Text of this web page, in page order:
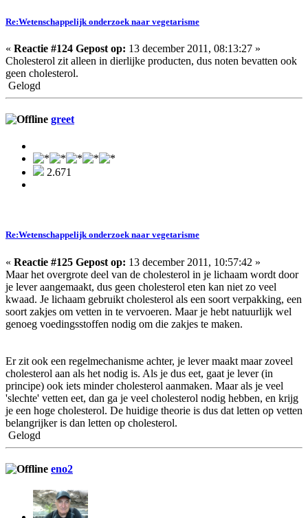
Re:Wetenschappelijk onderzoek naar vegetarisme
« Reactie #124 Gepost op: 13 december 2011, 08:13:27 »
Cholesterol zit alleen in dierlijke producten, dus noten bevatten ook
geen cholesterol.
Gelogd
greet
2.671
Re:Wetenschappelijk onderzoek naar vegetarisme
« Reactie #125 Gepost op: 13 december 2011, 10:57:42 »
Maar het overgrote deel van de cholesterol in je lichaam wordt door
je lever aangemaakt, dus geen cholesterol eten kan niet zo veel
kwaad. Je lichaam gebruikt cholesterol als een soort verpakking, een
soort zakjes om vetten in te vervoeren. Maar je hebt natuurlijk wel
genoeg voedingsstoffen nodig om die zakjes te maken.
Er zit ook een regelmechanisme achter, je lever maakt maar zoveel
cholesterol aan als het nodig is. Als je dus eet, gaat je lever (in
principe) ook iets minder cholesterol aanmaken. Maar als je veel
'slechte' vetten eet, dan ga je veel cholesterol nodig hebben, en krijg
je een hoge cholesterol. De huidige theorie is dus dat letten op vetten
belangrijker is dan letten op cholesterol.
Gelogd
eno2